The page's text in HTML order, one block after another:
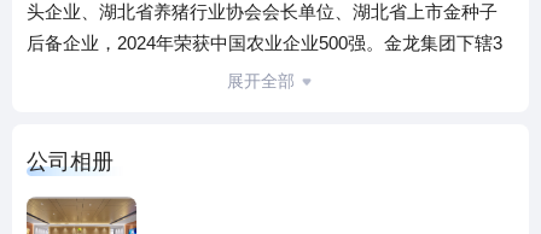
头企业、湖北省养猪行业协会会长单位、湖北省上市金种子
后备企业，2024年荣获中国农业企业500强。金龙集团下辖3
家国家核心育种场、6个部级非洲猪瘟无疫情小区、6个农业
猪存栏10万头，年产能300万头，年可供种猪25万头。2020年
武汉金龙正式启动“双百亿工程”，未来将以“黑猪”作为战略发
展开全部
公司相册